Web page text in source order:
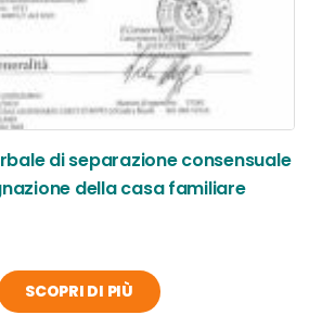
di separazione consensuale
della casa familiare
SCOPRI DI PIÙ